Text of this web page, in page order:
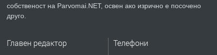
ПРЕДЛАГА
Продавам апартамент - гр.
собственост на Parvomai.NET, освен ако изрично е посочено
друго.
Главен редактор Телефони